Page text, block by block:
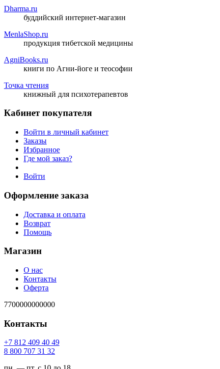
Dharma.ru
буддийский интернет-магазин
MenlaShop.ru
продукция тибетской медицины
AgniBooks.ru
книги по Агни-йоге и теософии
Точка чтения
книжный для психотерапевтов
Кабинет покупателя
Войти в личный кабинет
Заказы
Избранное
Где мой заказ?
Войти
Оформление заказа
Доставка и оплата
Возврат
Помощь
Магазин
О нас
Контакты
Оферта
7700000000000
Контакты
94 04 904 218 7+
23 13 707 008 8